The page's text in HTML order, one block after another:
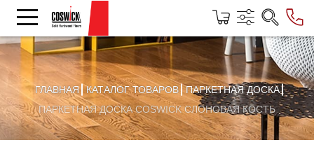
ГЛАВНАЯ КАТАЛОГ ТОВАРОВ
ПАРКЕТНАЯ ДОСКА
ПАРКЕТНАЯ ДОСКА COSWICK СЛОНОВАЯ КОСТЬ